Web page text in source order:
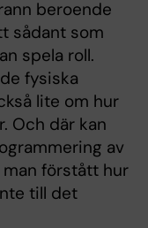
beroende
sådant som
spela roll.
fysiska
lite om hur
Och där kan
av
man förstått hur
till det